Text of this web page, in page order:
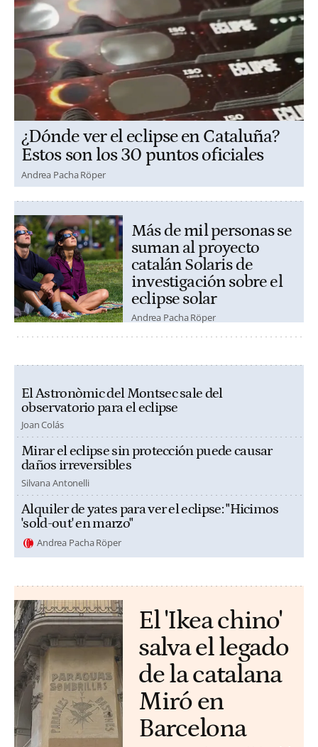
¿Dónde ver el eclipse en Cataluña?
Estos son los 30 puntos oficiales
Andrea Pacha Röper
Más de mil personas se
suman al proyecto
catalán Solaris de
investigación sobre el
eclipse solar
Andrea Pacha Röper
El Astronòmic del Montsec sale del
observatorio para el eclipse
Joan Colás
Mirar el eclipse sin protección puede causar
daños irreversibles
Silvana Antonelli
Alquiler de yates para ver el eclipse: "Hicimos
'sold-out' en marzo"
Andrea Pacha Röper
El 'Ikea chino'
salva el legado
de la catalana
Miró en
Barcelona